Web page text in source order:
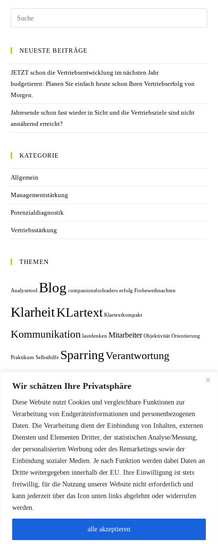
Wir schätzen Ihre Privatsphäre
Diese Website nutzt Cookies und vergleichbare Funktionen zur
Verarbeitung von Endgeräteinformationen und personenbezogenen
Daten. Die Verarbeitung dient der Einbindung von Inhalten, externen
Diensten und Elementen Dritter, der statistischen Analyse/Messung,
der personalisierten Werbung oder des Remarketings sowie der
Einbindung sozialer Medien. Je nach Funktion werden dabei Daten an
Dritte weitergegeben innerhalb der EU. Ihre Einwilligung ist stets
freiwillig, für die Nutzung unserer Website nicht erforderlich und
kann jederzeit über das Icon unten links abgelehnt oder widerrufen
werden.
alle akzeptieren
NEUESTE BEITRÄGE
JETZT schon die Vertriebsentwicklung im nächsten Jahr
budgetieren: Planen Sie einfach heute schon Ihren Vertriebserfolg von
Morgen.
Jahresende schon fast wieder in Sicht und die Vertriebsziele sind nicht
annähernd erreicht?
KATEGORIE
Allgemein
Managementstärkung
Potenzialdiagnostik
Vertriebsstärkung
THEMEN
Analysetool Blog companionsforleaders erfolg Froheweihnachten
KlarheitKLartext Klartextkompakt
Kommunikation lautdenken Mitarbeiter Objektivität Orientierung
Praktikum Selbsthilfe SparringVerantwortung
Weihnachtsgrüße Ziele Zukuft Zukunft